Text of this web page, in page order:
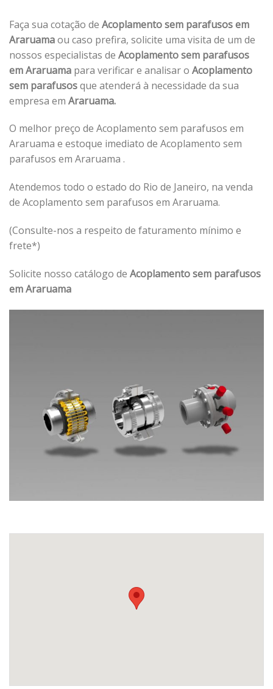
Faça sua cotação de Acoplamento sem parafusos em
Araruamaou caso prefira, solicite uma visita de um de
nossos especialistas de Acoplamento sem parafusos
em Araruama para verificar e analisar o Acoplamento
sem parafusosque atenderá à necessidade da sua
empresa em Araruama.
O melhor preço de Acoplamento sem parafusos em
Araruama e estoque imediato de Acoplamento sem
parafusos em Araruama .
Atendemos todo o estado do Rio de Janeiro, na venda
de Acoplamento sem parafusos em Araruama.
(Consulte-nos a respeito de faturamento mínimo e
frete*)
Solicite nosso catálogo de Acoplamento sem parafusos
em Araruama